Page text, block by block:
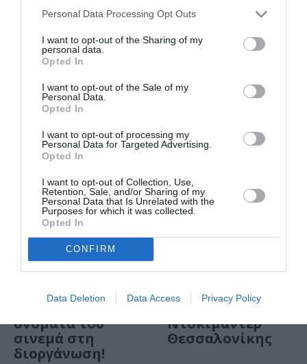
Personal Data Processing Opt Outs
I want to opt-out of the Sharing of my
personal data.
Opted In
I want to opt-out of the Sale of my
Personal Data.
Opted In
I want to opt-out of processing my
Personal Data for Targeted Advertising.
Opted In
I want to opt-out of Collection, Use,
Retention, Sale, and/or Sharing of my
Personal Data that Is Unrelated with the
Purposes for which it was collected.
Opted In
CONFIRM
Data Deletion Data Access Privacy Policy
ΦΕΣΤΙΒΑΛ / ΝΕΑ
26ο Φεστιβάλ
Θεσσαλονίκης:
Έναρξη με τον
βραβευμένο με
Όσκαρ Φερνάντο
Τρουέμπα –
Χρυσός
Αλέξανδρος στον
σκηνοθέτη
ΦΕΣΤΙΒΑΛ / ΝΕΑ
Θεσσαλονίκης:
Οι ταινίες των
τμημάτων
ΦΕΣΤΙΒΑΛ / ΝΕΑ
26ο Φεστιβάλ
Ντοκιμαντέρ
Θεσσαλονίκης:
Δυνατοί τίτλοι
ονόματα του
σινεμά στη
διοργάνωση!
Spotlight στον
δημιουργό από
το 26ο Φεστιβάλ
Ντοκιμαντέρ
Θεσσαλονίκης